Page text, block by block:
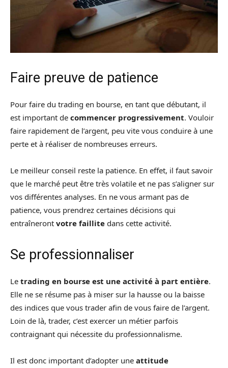
Faire preuve de patience
Pour faire du trading en bourse, en tant que débutant, il
est important de commencer progressivement. Vouloir
faire rapidement de l’argent, peu vite vous conduire à une
perte et à réaliser de nombreuses erreurs.
Le meilleur conseil reste la patience. En effet, il faut savoir
que le marché peut être très volatile et ne pas s’aligner sur
vos différentes analyses. En ne vous armant pas de
patience, vous prendrez certaines décisions qui
entraîneront votre faillite dans cette activité.
Se professionnaliser
Le trading en bourse est une activité à part entière.
Elle ne se résume pas à miser sur la hausse ou la baisse
des indices que vous trader afin de vous faire de l’argent.
Loin de là, trader, c’est exercer un métier parfois
contraignant qui nécessite du professionnalisme.
Il est donc important d’adopter une attitude